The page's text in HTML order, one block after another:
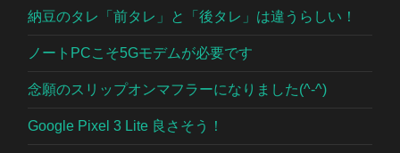
納豆のタレ「前タレ」と「後タレ」は違うらしい！
ノートPCこそ5Gモデムが必要です
念願のスリップオンマフラーになりました(^-^)
Google Pixel 3 Lite 良さそう！